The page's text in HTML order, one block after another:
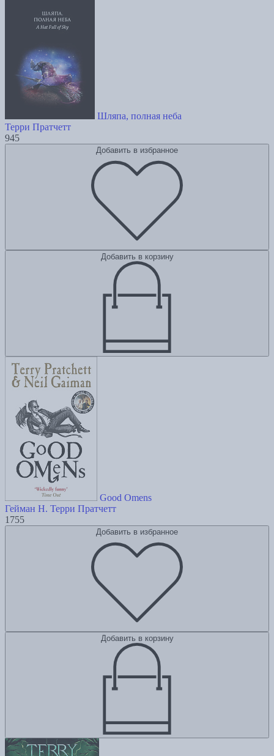
Шляпа, полная неба
Терри Пратчетт
945
Добавить в избранное
Добавить в корзину
Good Omens
Гейман Н. Терри Пратчетт
1755
Добавить в избранное
Добавить в корзину